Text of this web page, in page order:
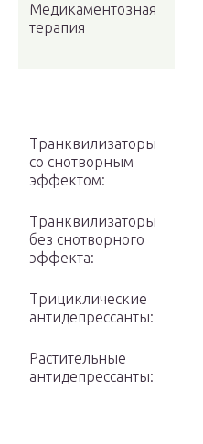
Медикаментозная
терапия
Транквилизаторы
со снотворным
эффектом:
Транквилизаторы
без снотворного
эффекта:
Трициклические
антидепрессанты:
Растительные
антидепрессанты: